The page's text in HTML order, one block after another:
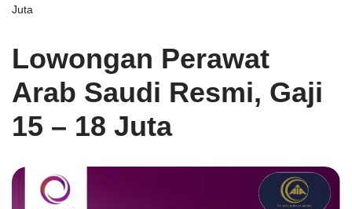
Juta
Lowongan Perawat
Arab Saudi Resmi, Gaji
15 – 18 Juta